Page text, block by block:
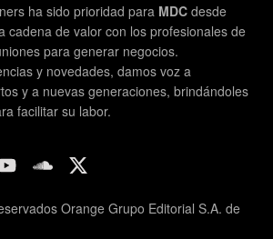
ha sido prioridad para MDC desde
cadena de valor con los profesionales de
para generar negocios.
y novedades, damos voz a
y a nuevas generaciones, brindándoles
facilitar su labor.
Orange Grupo Editorial S.A. de